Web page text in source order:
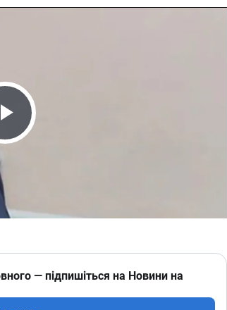
Video
— підпишіться на Новини на